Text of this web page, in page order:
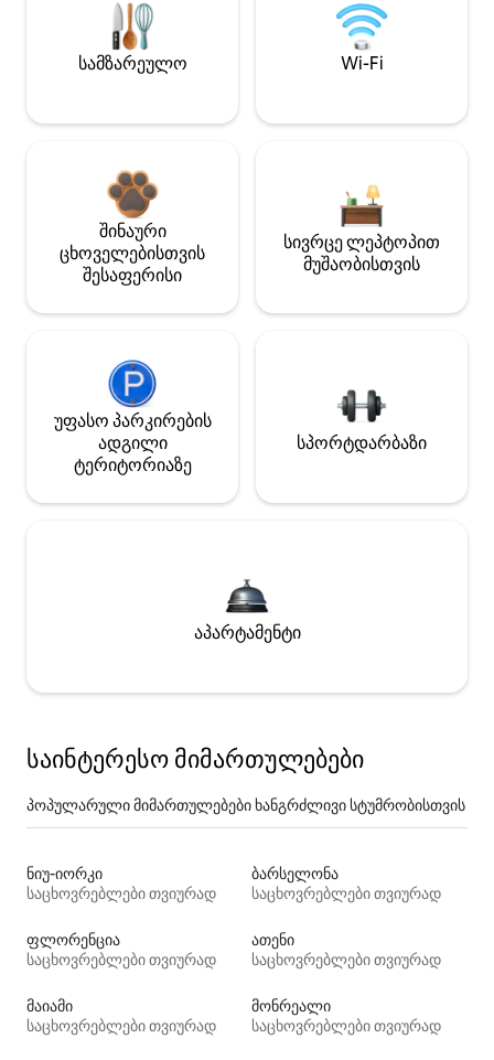
სამზარეულო Wi-Fi
შინაური
ცხოველებისთვის
შესაფერისი
სივრცე ლეპტოპით
მუშაობისთვის
უფასო პარკირების
ადგილი
ტერიტორიაზე
სპორტდარბაზი
აპარტამენტი
საინტერესო მიმართულებები
პოპულარული მიმართულებები ხანგრძლივი სტუმრობისთვის
ნიუ-იორკი
საცხოვრებლები თვიურად
ბარსელონა
საცხოვრებლები თვიურად
ფლორენცია
საცხოვრებლები თვიურად
ათენი
საცხოვრებლები თვიურად
მაიამი
საცხოვრებლები თვიურად
მონრეალი
საცხოვრებლები თვიურად